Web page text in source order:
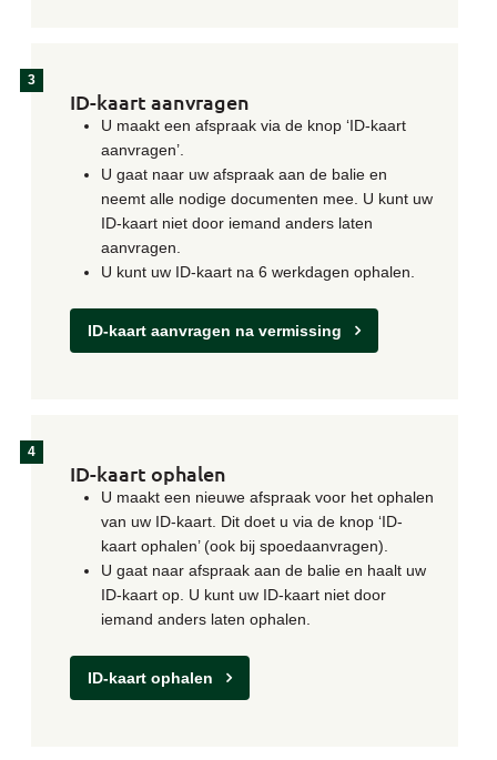
ID-kaart aanvragen
U maakt een afspraak via de knop ‘ID-kaart
aanvragen’.
U gaat naar uw afspraak aan de balie en
neemt alle nodige documenten mee. U kunt uw
ID-kaart niet door iemand anders laten
aanvragen.
U kunt uw ID-kaart na 6 werkdagen ophalen.
ID-kaart aanvragen na vermissing
ID-kaart ophalen
U maakt een nieuwe afspraak voor het ophalen
van uw ID-kaart. Dit doet u via de knop ‘ID-
kaart ophalen’ (ook bij spoedaanvragen).
U gaat naar afspraak aan de balie en haalt uw
ID-kaart op. U kunt uw ID-kaart niet door
iemand anders laten ophalen.
ID-kaart ophalen